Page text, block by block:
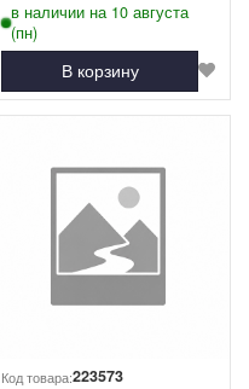
в наличии на 10 августа
(пн)
В корзину
Код товара:223573